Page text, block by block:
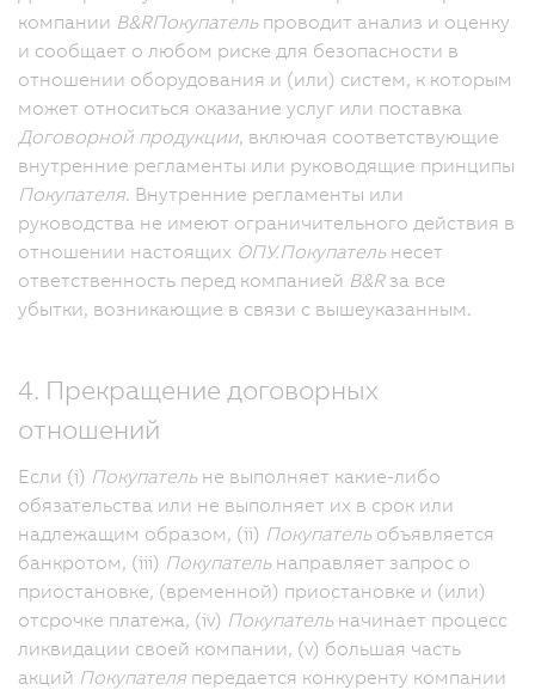
компании B&RПокупательпроводит анализ и оценку
и сообщает о любом риске для безопасности в
отношении оборудования и (или) систем, к которым
может относиться оказание услуг или поставка
Договорной продукции, включая соответствующие
внутренние регламенты или руководящие принципы
Покупателя. Внутренние регламенты или
руководства не имеют ограничительного действия в
отношении настоящих ОПУ.Покупательнесет
ответственность перед компанией B&Rза все
убытки, возникающие в связи с вышеуказанным.
4. Прекращение договорных
отношений
Если (i) Покупательне выполняет какие-либо
обязательства или не выполняет их в срок или
надлежащим образом, (ii) Покупательобъявляется
банкротом, (iii) Покупательнаправляет запрос о
приостановке, (временной) приостановке и (или)
отсрочке платежа, (iv) Покупательначинает процесс
ликвидации своей компании, (v) большая часть
акций Покупателя передается конкуренту компании